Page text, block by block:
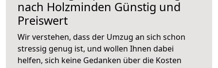
nach Holzminden Günstig und
Preiswert
Wir verstehen, dass der Umzug an sich schon
stressig genug ist, und wollen Ihnen dabei
helfen, sich keine Gedanken über die Kosten